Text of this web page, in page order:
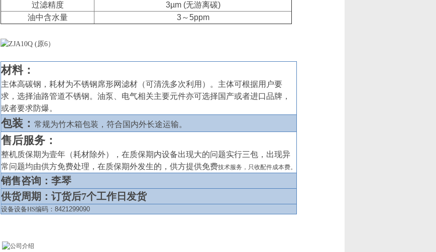
过滤精度
3µm (无游离碳)
油中含水量
3～5ppm
材料：
主体高碳钢， 耗材为不锈钢席形网滤材（可清洗多次利用） 。主体可根据用户要
求，选择油路管道不锈钢。 油泵、电气相关主要元件亦可选择国产或者进口品牌，
或者要求防爆。
包装： 常规为竹木箱包装，符合国内外长途运输。
售后服务：
整机质保期为壹年（耗材除外），在质保期内设备出现大的问题实行三包，出现异
常问题均由供方免费处理，在质保期外发生的，供方提供免费技术服务，只收配件成本费。
销售咨询：李琴
供货周期：订货后7个工作日发货
设备设备HS编码： 8421299090